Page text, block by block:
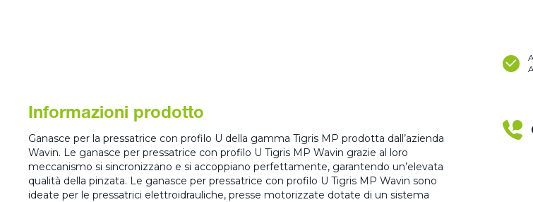
Informazioni prodotto
Ganasce per la pressatrice con profilo U della gamma Tigris MP prodotta dall’azienda
Wavin. Le ganasce per pressatrice con profilo U Tigris MP Wavin grazie al loro
meccanismo si sincronizzano e si accoppiano perfettamente, garantendo un’elevata
qualità della pinzata. Le ganasce per pressatrice con profilo U Tigris MP Wavin sono
ideate per le pressatrici elettroidrauliche, presse motorizzate dotate di un sistema